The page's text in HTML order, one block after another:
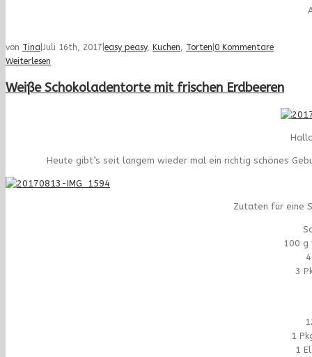
von Tina Juli 16th, 2017 easy peasy, Kuchen Torten 0 Kommentare
Weiterlesen
Weiße Schokoladentorte mit frischen Erdbeeren
Heute gibt’s seit langem wieder mal ein richtig schönes
Zutaten für eine
100 g
3
1
1